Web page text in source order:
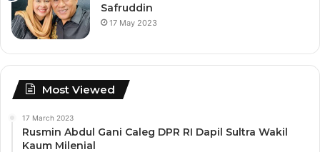
Safruddin
17 May 2023
Most Viewed
17 March 2023
Rusmin Abdul Gani Caleg DPR RI Dapil Sultra Wakil
Kaum Milenial